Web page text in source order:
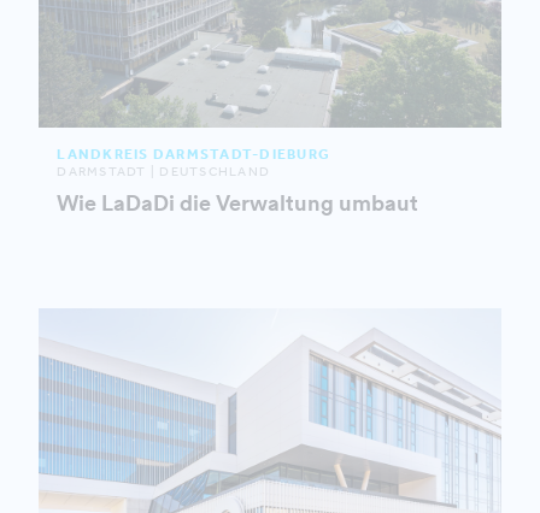
LANDKREIS DARMSTADT-DIEBURG
DARMSTADT | DEUTSCHLAND
Wie LaDaDi die Verwaltung umbaut